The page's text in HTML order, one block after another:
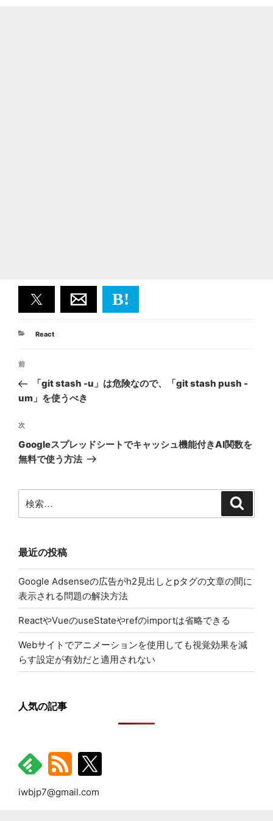
B!
カ
ー
React
投
ナ
ゲ
ー
シ
ン
前
の
投
前
「git stash -u」は危険なので、「git stash push -
um」を使うべき
次
の
投
次
Googleスプレッドシートでキャッシュ機能付きAI関数を
無料で使う方法
索:
最近の投稿
Google Adsenseの広告がh2見出しとpタグの文章の間に
表示される問題の解決方法
ReactやVueのuseStateやrefのimportは省略できる
Webサイトでアニメーションを使用しても視覚効果を減
らす設定が有効だと適用されない
人気の記事
iwbjp7@gmail.com